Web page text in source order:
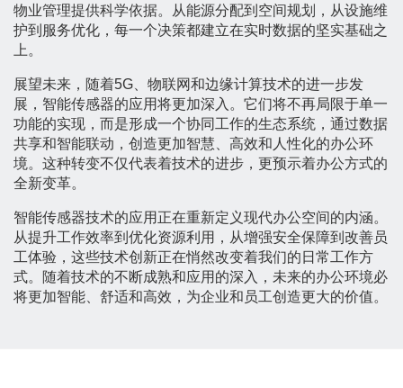
物业管理提供科学依据。从能源分配到空间规划，从设施维
护到服务优化，每一个决策都建立在实时数据的坚实基础之
上。
展望未来，随着5G、物联网和边缘计算技术的进一步发
展，智能传感器的应用将更加深入。它们将不再局限于单一
功能的实现，而是形成一个协同工作的生态系统，通过数据
共享和智能联动，创造更加智慧、高效和人性化的办公环
境。这种转变不仅代表着技术的进步，更预示着办公方式的
全新变革。
智能传感器技术的应用正在重新定义现代办公空间的内涵。
从提升工作效率到优化资源利用，从增强安全保障到改善员
工体验，这些技术创新正在悄然改变着我们的日常工作方
式。随着技术的不断成熟和应用的深入，未来的办公环境必
将更加智能、舒适和高效，为企业和员工创造更大的价值。